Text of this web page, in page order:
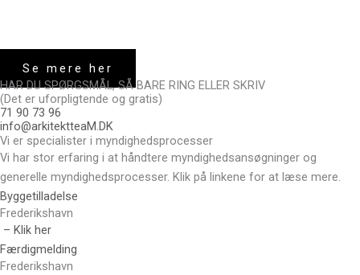
Se mere her
HAR DU SPØRGSMÅL, SÅ BARE RING ELLER SKRIV
(Det er uforpligtende og gratis)
71 90 73 96
info@arkitektteaM.DK
Vi er specialister i myndighedsprocesser
Vi har stor erfaring i at håndtere myndighedsansøgninger og
generelle myndighedsprocesser. Klik på linkene for at læse mere.
Byggetilladelse
Frederikshavn
– Klik her
Færdigmelding
Frederikshavn